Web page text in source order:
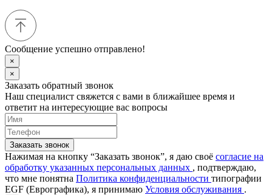
Сообщение успешно отправлено!
×
×
Заказать обратный звонок
Наш специалист свяжется с вами в ближайшее время и
ответит на интересующие вас вопросы
Заказать звонок
Нажимая на кнопку “Заказать звонок”, я даю своё согласие на
обработку указанных персональных данных , подтверждаю,
что мне понятна Политика конфиденциальности типографии
EGF (Еврографика), я принимаю Условия обслуживания .